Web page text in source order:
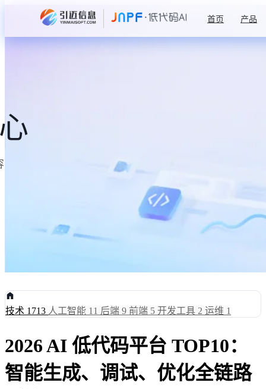
首页 产品
技术 1713 人工智能 11 后端 9 前端 5 开发工具 2 运维 1
2026 AI 低代码平台 TOP10：
智能生成、调试、优化全链路